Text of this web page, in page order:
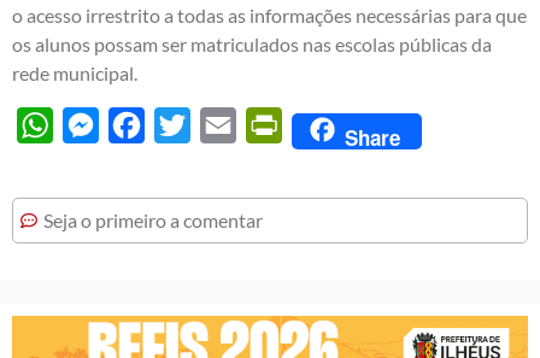
o acesso irrestrito a todas as informações necessárias para que
os alunos possam ser matriculados nas escolas públicas da
rede municipal.
WhatsAppMessengerFacebook
Twitter Email PrintFriendly
Share
Seja o primeiro a comentar